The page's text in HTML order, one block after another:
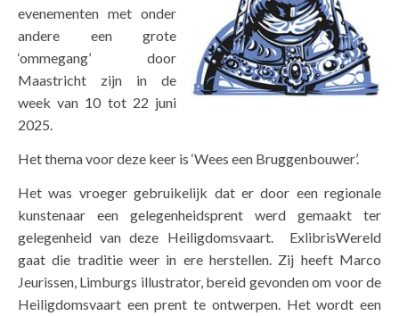
evenementen met onder
andere een grote
‘ommegang’ door
Maastricht zijn in de
week van 10 tot 22 juni
2025.
Het thema voor deze keer is ‘Wees een Bruggenbouwer’.
Het was vroeger gebruikelijk dat er door een regionale
kunstenaar een gelegenheidsprent werd gemaakt ter
gelegenheid van deze Heiligdomsvaart. ExlibrisWereld
gaat die traditie weer in ere herstellen. Zij heeft Marco
Jeurissen, Limburgs illustrator, bereid gevonden om voor de
Heiligdomsvaart een prent te ontwerpen. Het wordt een